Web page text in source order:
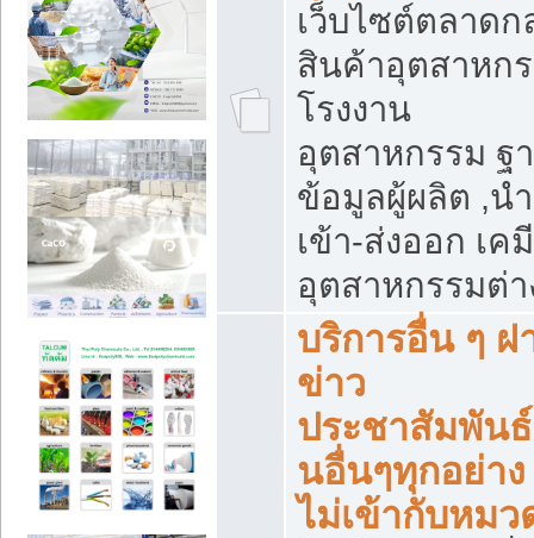
เว็บไซต์ตลาดก
สินค้าอุตสาหก
โรงงาน
อุตสาหกรรม ฐ
ข้อมูลผู้ผลิต ,นำ
เข้า-ส่งออก เคมี
อุตสาหกรรมต่า
บริการอื่น ๆ ฝ
ข่าว
ประชาสัมพัน
นอื่นๆทุกอย่า
ไม่เข้ากับหมว